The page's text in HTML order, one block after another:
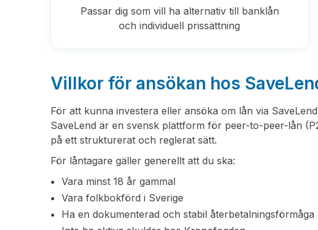
Passar dig som vill ha alternativ till banklån
och individuell prissättning
Villkor för ansökan hos
För att kunna investera eller ansöka om lån via
SaveLend är en svensk plattform för peer-to-peer-lån
på ett strukturerat och reglerat sätt.
För låntagare gäller generellt att du ska:
Vara minst 18 år gammal
Vara folkbokförd i Sverige
Ha en dokumenterad och stabil återbetalningsförmåga